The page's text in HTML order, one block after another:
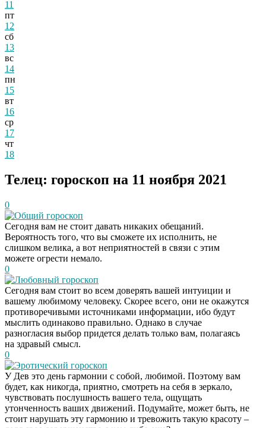
11
пт
12
сб
13
вс
14
пн
15
вт
16
ср
17
чт
18
Телец: гороскоп на 11 ноября 2021
0
Общий гороскоп
Сегодня вам не стоит давать никаких обещаний.
Вероятность того, что вы сможете их исполнить, не
слишком велика, а вот неприятностей в связи с этим
можете огрести немало.
0
Любовный гороскоп
Сегодня вам стоит во всем доверять вашей интуиции и
вашему любимому человеку. Скорее всего, они не окажутся
противоречивыми источниками информации, ибо будут
мыслить одинаково правильно. Однако в случае
разногласия выбор придется делать только вам, полагаясь
на здравый смысл.
0
Эротический гороскоп
У Дев это день гармонии с собой, любимой. Поэтому вам
будет, как никогда, приятно, смотреть на себя в зеркало,
чувствовать послушность вашего тела, ощущать
утонченность ваших движений. Подумайте, может быть, не
стоит нарушать эту гармонию и тревожить такую красоту –